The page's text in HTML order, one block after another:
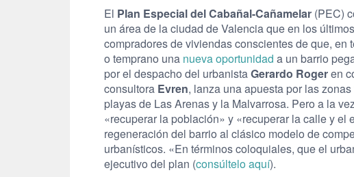
El Plan Especial del Cabañal-Cañamelar (PEC)
un área de la ciudad de Valencia que en los
compradores de viviendas conscientes de que,
o temprano una nueva oportunidad a un barrio
por el despacho del urbanistaGerardo Rogeren
consultora Evren, lanza una apuesta por las
playas de Las Arenas y la Malvarrosa. Pero a la
«recuperar la población» y «recuperar la calle y
regeneración del barrio al clásico modelo de
urbanísticos. «En términos coloquiales, que el
ejecutivo del plan (consúltelo aquí).